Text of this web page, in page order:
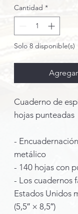
Cantidad *
Solo 8 disponible(s)
Cuaderno de
hojas punteadas
-
metálico
- 140 hojas con
- Los cuadernos
Estados Unidos
(5,5″ × 8,5″)